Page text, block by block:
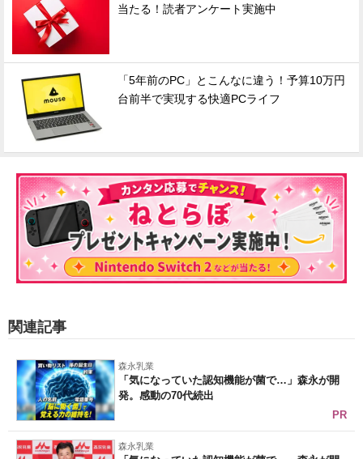
当たる！読者アンケート実施中
「5年前のPC」とこんなに違う！予算10万円
台前半で実現する快適PCライフ
関連記事
森永乳業
「気になっていた認知機能が菌で…」森永が開
発。感動の70代続出
PR
森永乳業